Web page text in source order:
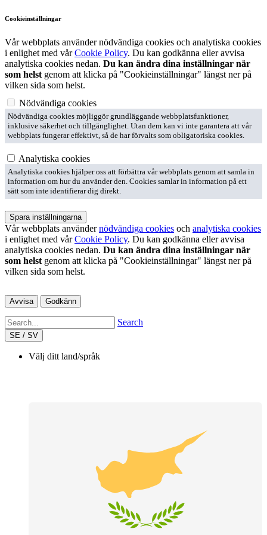
Cookieinställningar
Vår webbplats använder nödvändiga cookies och analytiska cookies
i enlighet med vårCookie Policy. Du kan godkänna eller avvisa
analytiska cookies nedan. Du kan ändra dina inställningar när
som helst genom att klicka på "Cookieinställningar" längst ner på
vilken sida som helst.
Nödvändiga cookies
Nödvändiga cookies möjliggör grundläggande webbplatsfunktioner,
inklusive säkerhet och tillgänglighet. Utan dem kan vi inte garantera att vår
webbplats fungerar effektivt, så de har förvalts som obligatoriska cookies.
Analytiska cookies
Analytiska cookies hjälper oss att förbättra vår webbplats genom att samla in
information om hur du använder den. Cookies samlar in information på ett
sätt som inte identifierar dig direkt.
Spara inställningarna
Vår webbplats användernödvändiga cookies och analytiska cookies
i enlighet med vårCookie Policy. Du kan godkänna eller avvisa
analytiska cookies nedan. Du kan ändra dina inställningar när
som helst genom att klicka på "Cookieinställningar" längst ner på
vilken sida som helst.
Avvisa Godkänn
Search
SE / SV
Välj ditt land/språk